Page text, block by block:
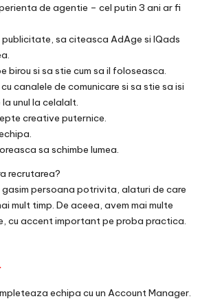
de agentie – cel putin 3 ani ar fi
publicitate, sa citeasca AdAge si IQads
birou si sa stie cum sa il foloseasca.
canalele de comunicare si sa stie sa isi
unul la celalalt.
creative puternice.
sa schimbe lumea.
recrutarea?
persoana potrivita, alaturi de care
mult timp. De aceea, avem mai multe
cu accent important pe proba practica.
echipa cu un Account Manager.